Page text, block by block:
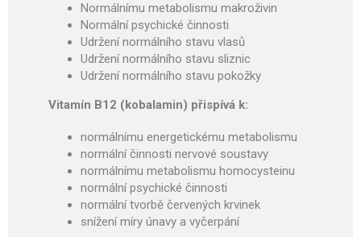
Normálnímu metabolismu makroživin
Normální psychické činnosti
Udržení normálního stavu vlasů
Udržení normálního stavu sliznic
Udržení normálního stavu pokožky
Vitamín B12 (kobalamin) přispívá k:
normálnímu energetickému metabolismu
normální činnosti nervové soustavy
normálnímu metabolismu homocysteinu
normální psychické činnosti
normální tvorbě červených krvinek
snížení míry únavy a vyčerpání